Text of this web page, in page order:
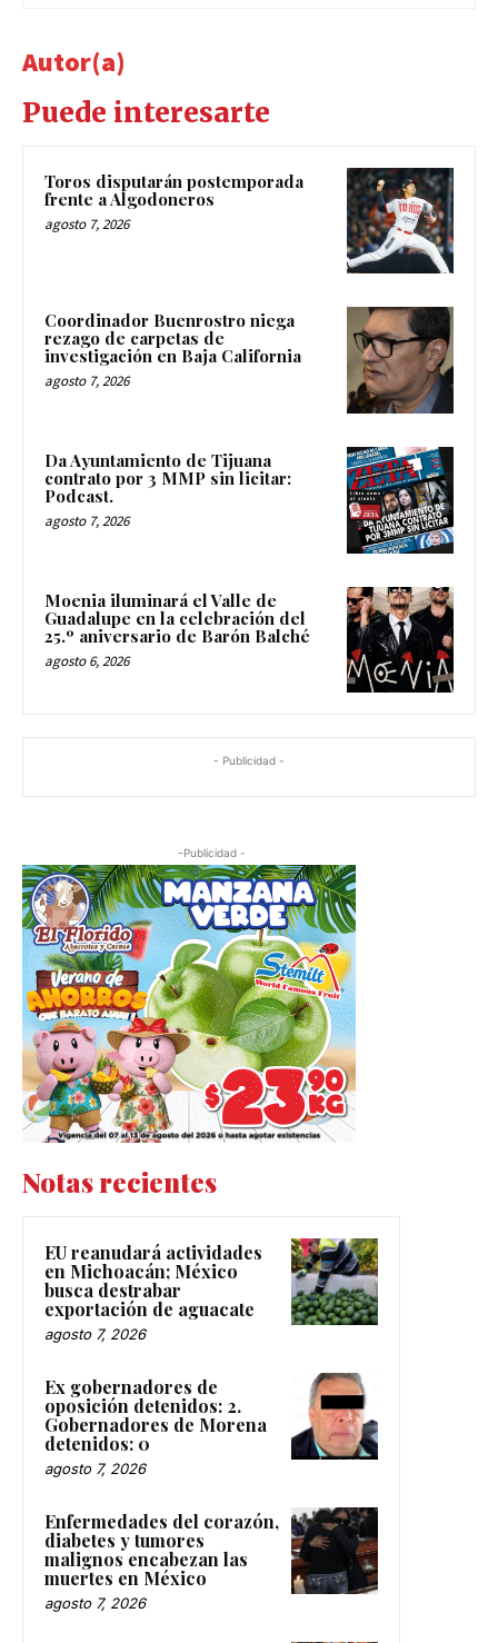
Autor(a)
Puede interesarte
Toros disputarán postemporada
frente a Algodoneros
agosto 7, 2026
Coordinador Buenrostro niega
rezago de carpetas de
investigación en Baja California
agosto 7, 2026
Da Ayuntamiento de Tijuana
contrato por 3 MMP sin licitar:
Podcast.
agosto 7, 2026
Moenia iluminará el Valle de
Guadalupe en la celebración del
25.º aniversario de Barón Balché
agosto 6, 2026
- Publicidad -
-Publicidad -
Notas recientes
EU reanudará actividades
en Michoacán; México
busca destrabar
exportación de aguacate
agosto 7, 2026
Ex gobernadores de
oposición detenidos: 2.
Gobernadores de Morena
detenidos: 0
agosto 7, 2026
Enfermedades del corazón,
diabetes y tumores
malignos encabezan las
muertes en México
agosto 7, 2026